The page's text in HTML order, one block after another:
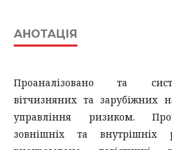
АНОТАЦІЯ
Проаналізовано та
вітчизняних та зарубіжних
управління ризиком.
зовнішніх та внутрішніх